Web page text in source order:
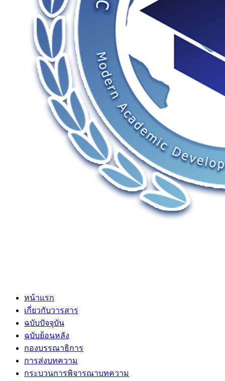
หน้าแรก
เกี่ยวกับวารสาร
ฉบับปัจจุบัน
ฉบับย้อนหลัง
กองบรรณาธิการ
การส่งบทความ
กระบวนการพิจารณาบทความ